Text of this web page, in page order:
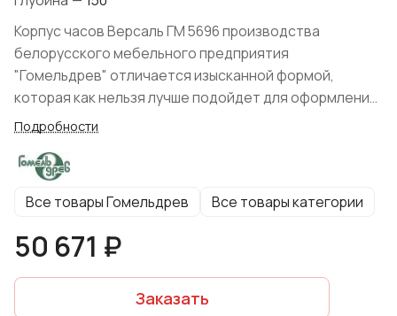
Корпус часов Версаль ГМ 5696 производства
белорусского мебельного предприятия
"Гомельдрев" отличается изысканной формой,
которая как нельзя лучше подойдет для оформления
каминной полки в благородном классическом стиле.
Подробности
Все товары Гомельдрев Все товары категории
50 671 ₽
Заказать